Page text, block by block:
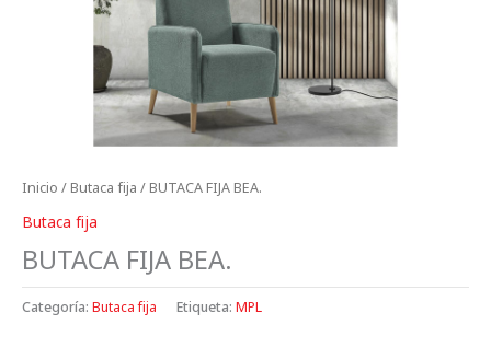
Inicio / Butaca fija / BUTACA FIJA BEA.
Butaca fija
BUTACA FIJA BEA.
Categoría: Butaca fija Etiqueta: MPL